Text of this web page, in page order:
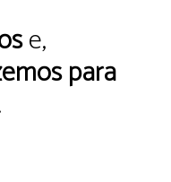
e,
para